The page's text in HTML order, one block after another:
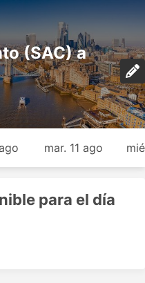
(SAC) a
mar. 11 ago
para el día